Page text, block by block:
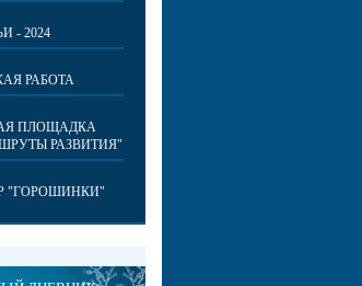
- 2024
РАБОТА
ПЛОЩАДКА
РАЗВИТИЯ"
"ГОРОШИНКИ"